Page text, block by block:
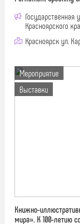
Государственная
Красноярского
Красноярск ул.
Мероприятие
Выставки
Книжно-
мира». К 100-летию